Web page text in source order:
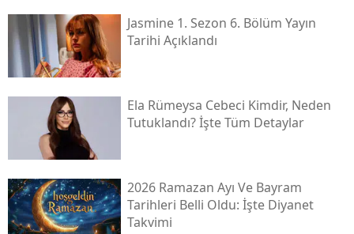
Jasmine 1. Sezon 6. Bölüm Yayın
Tarihi Açıklandı
Ela Rümeysa Cebeci Kimdir, Neden
Tutuklandı? İşte Tüm Detaylar
2026 Ramazan Ayı Ve Bayram
Tarihleri Belli Oldu: İşte Diyanet
Takvimi